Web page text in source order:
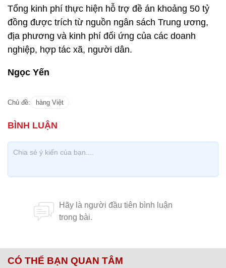
Tổng kinh phí thực hiện hỗ trợ đề án khoảng 50 tỷ
đồng được trích từ nguồn ngân sách Trung ương,
địa phương và kinh phí đối ứng của các doanh
nghiệp, hợp tác xã, người dân.
Ngọc Yến
Chủ đề: hàng Việt
CÓ THỂ BẠN QUAN TÂM